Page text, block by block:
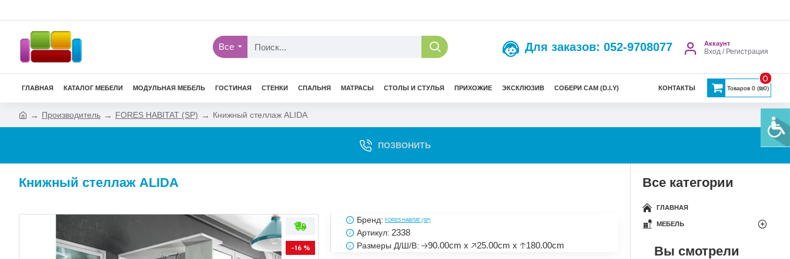
Все Для заказов: 052-9708077 Аккаунт
Вход / Регистрация
ГЛАВНАЯ КАТАЛОГ МЕБЕЛИ МОДУЛЬНАЯ МЕБЕЛЬ ГОСТИНАЯ СТЕНКИ СПАЛЬНЯ МАТРАСЫ СТОЛЫ И СТУЛЬЯ ПРИХОЖИЕ ЭКСКЛЮЗИВ СОБЕРИ САМ (D.I.Y) КОНТАКТЫ Товаров 0 (₪0)
0
Производитель FORES HABITAT (SP) Книжный стеллаж ALIDA
ПОЗВОНИТЬ
Книжный стеллаж ALIDA
-16 %
Бренд: FORES HABITAT (SP)
Артикул: 2338
Размеры Д/Ш/В: 🡢90.00cm x 🡥25.00cm x 🡡180.00cm
Все категории
ГЛАВНАЯ
МЕБЕЛЬ
Вы смотрели